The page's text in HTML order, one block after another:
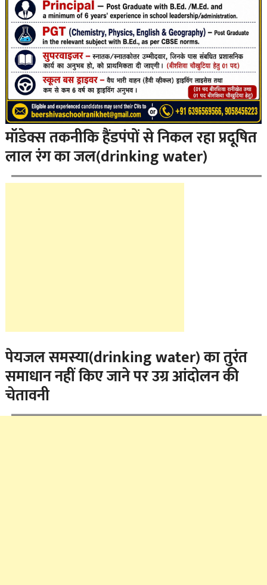
मॉडेक्स तकनीकि हैंडपंपों से निकल रहा प्रदूषित
लाल रंग का जल(drinking water)
पेयजल समस्या(drinking water) का तुरंत
समाधान नहीं किए जाने पर उग्र आंदोलन की
चेतावनी